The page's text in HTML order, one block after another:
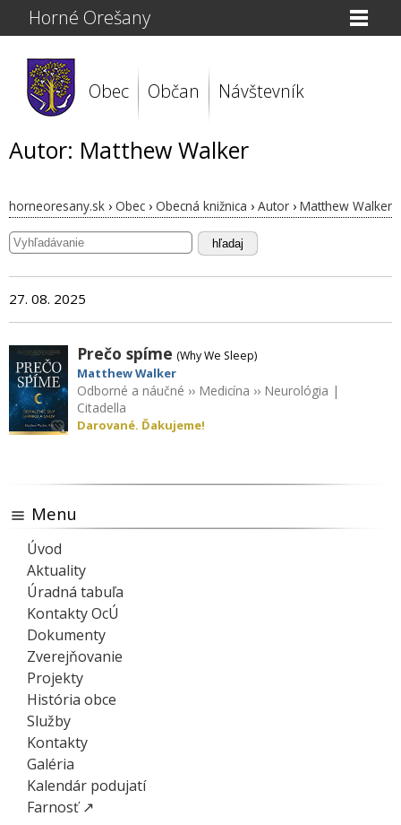
Horné Orešany
Obec Občan Návštevník
Autor: Matthew Walker
horneoresany.sk › Obec › Obecná knižnica › Autor › Matthew Walker
hľadaj
27. 08. 2025
Prečo spíme (Why We Sleep)
Matthew Walker
Odborné a náučné ›› Medicína ›› Neurológia |
Citadella
Darované. Ďakujeme!
Menu
Úvod
Aktuality
Úradná tabuľa
Kontakty OcÚ
Dokumenty
Zverejňovanie
Projekty
História obce
Služby
Kontakty
Galéria
Kalendár podujatí
Farnosť ↗